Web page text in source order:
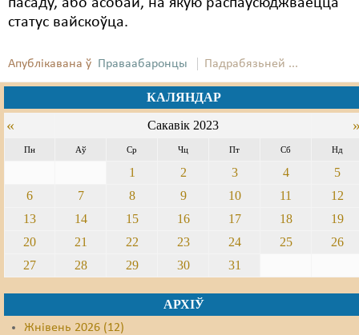
пасаду, або асобай, на якую распаўсюджваецца
статус вайскоўца.
Апублікавана ў Праваабаронцы Падрабязьней ...
КАЛЯНДАР
« Сакавік 2023
Пн Аў Ср Чц Пт Сб Нд
1 2 3 4
5
6
7 8 9 10 11
12
13
14 15 16 17 18
19
20
21 22 23 24 25
26
27
28 29 30 31
АРХІЎ
Жнівень 2026 (12)
Рознае
Свабода сумленьня
Суд
Сьмяротнае пакараньне
Сацыяльныя правы